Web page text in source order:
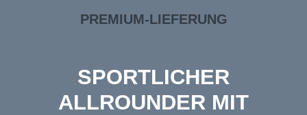
PREMIUM-LIEFERUNG
SPORTLICHER
ALLROUNDER MIT